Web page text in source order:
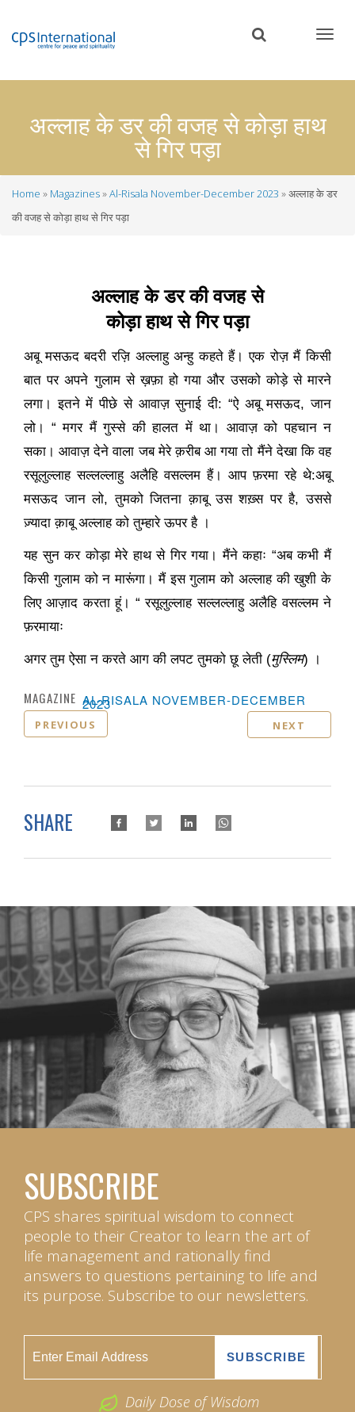
content
अल्लाह के डर की वजह से कोड़ा हाथ
से गिर पड़ा
Breadcrumb
Home Magazines Al-Risala November-December 2023
अल्लाह के डर
की वजह से कोड़ा हाथ से गिर पड़ा
अल्लाह के डर की वजह से
कोड़ा हाथ से गिर पड़ा
अबू मसऊद बदरी रज़ि अल्लाहु अन्हु कहते हैं। एक रोज़ मैं किसी
बात पर अपने गुलाम से ख़फ़ा हो गया और उसको कोड़े से मारने
लगा। इतने में पीछे से आवाज़ सुनाई दी: “ऐ अबू मसऊद,जान
लो। “ मगर मैं गुस्से की हालत में था। आवाज़ को पहचान न
सका। आवाज़ देने वाला जब मेरे क़रीब आ गया तो मैंने देखा कि वह
रसूलुल्लाह सल्लल्लाहु अलैहि वसल्लम हैं। आप फ़रमा रहे थे:अबू
मसऊद जान लो,तुमको जितना क़ाबू उस शख़्स पर है,उससे
ज़्यादा क़ाबू अल्लाह को तुम्हारे ऊपर है ।
यह सुन कर कोड़ा मेरे हाथ से गिर गया। मैंने कहाः “अब कभी मैं
किसी गुलाम को न मारूंगा। मैं इस गुलाम को अल्लाह की खुशी के
लिए आज़ाद करता हूं। “ रसूलुल्लाह सल्लल्लाहु अलैहि वसल्लम ने
फ़रमायाः
अगर तुम ऐसा न करते आग की लपट तुमको छू लेती (मुस्लिम) ।
MAGAZINE : AL-RISALA NOVEMBER-DECEMBER
2023
PREVIOUS NEXT
SHARE
SUBSCRIBE
CPS shares spiritual wisdom to connect
people to their Creator to learn the art of
life management and rationally find
answers to questions pertaining to life and
its purpose. Subscribe to our newsletters.
Daily Dose of Wisdom